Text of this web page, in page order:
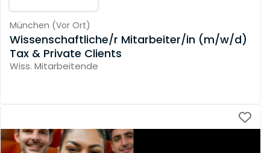
München (Vor Ort)
Wissenschaftliche/r Mitarbeiter/in (m/w/d)
Tax & Private Clients
Wiss. Mitarbeitende